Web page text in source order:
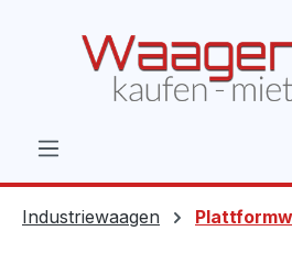
Industriewaagen